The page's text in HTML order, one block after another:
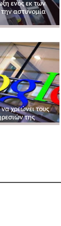
ενός εκ των
αστυνομία
να χρεώνει τους
της